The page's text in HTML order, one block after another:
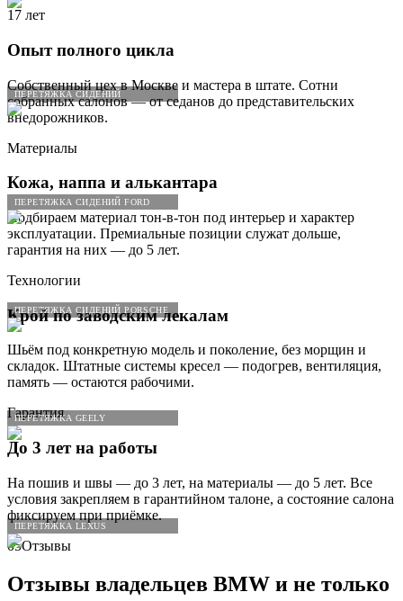
ПЕРЕТЯЖКА СИДЕНИЙ
ПЕРЕТЯЖКА СИДЕНИЙ FORD
ПЕРЕТЯЖКА СИДЕНИЙ PORSCHE
ПЕРЕТЯЖКА GEELY
ПЕРЕТЯЖКА LEXUS
17 лет
Опыт полного цикла
Собственный цех в Москве и мастера в штате. Сотни
собранных салонов — от седанов до представительских
внедорожников.
Материалы
Кожа, наппа и алькантара
Подбираем материал тон-в-тон под интерьер и характер
эксплуатации. Премиальные позиции служат дольше,
гарантия на них — до 5 лет.
Технологии
Крой по заводским лекалам
Шьём под конкретную модель и поколение, без морщин и
складок. Штатные системы кресел — подогрев, вентиляция,
память — остаются рабочими.
Гарантия
До 3 лет на работы
На пошив и швы — до 3 лет, на материалы — до 5 лет. Все
условия закрепляем в гарантийном талоне, а состояние салона
фиксируем при приёмке.
05Отзывы
Отзывы владельцев BMW и не только